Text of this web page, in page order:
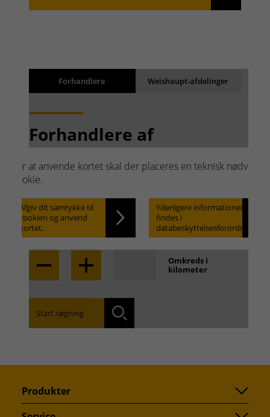
For at anvende kortet skal der placeres en teknisk
cookie.
Afgiv dit samtykke til
cookien og anvend
kortet.
Yderligere informationer
findes i
databeskyttelsesforordningen.
Forhandlere Weishaupt-afdelinger
Forhandlere af
Weishaupt-produkter.
Hurtig og enkel søgning.
Omkreds i
kilometer
Start søgning
BackSøgeresultater
Resultaterne gemmes
Find den afdeling, som er tættest på dig:
Produkter